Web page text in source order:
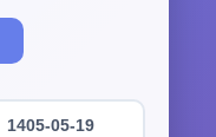
1405-05-19